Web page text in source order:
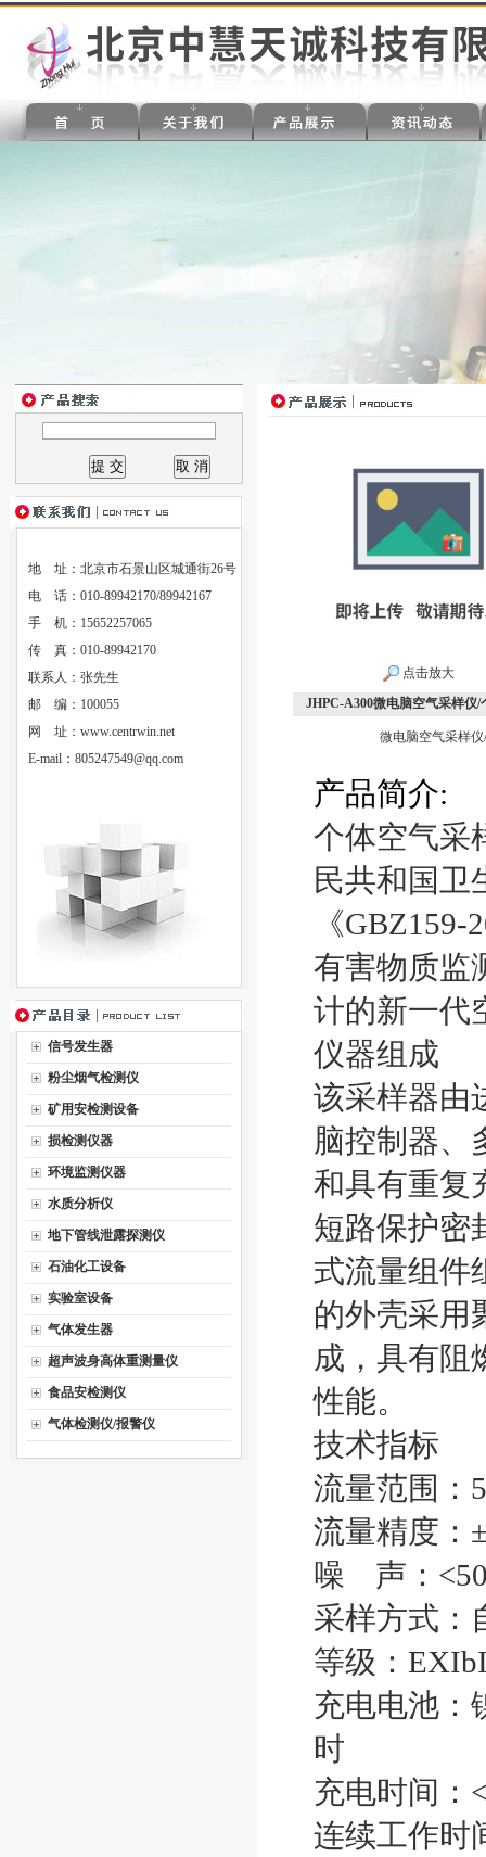
地 址：北京市石景山区城通街26号
电 话：010-89942170/89942167
手 机：15652257065
传 真：010-89942170
联系人：张先生
邮 编：100055
网 址： www.centrwin.net
E-mail： 805247549@qq.com
信号发生器
粉尘烟气检测仪
矿用安检测设备
损检测仪器
环境监测仪器
水质分析仪
地下管线泄露探测仪
石油化工设备
实验室设备
气体发生器
超声波身高体重测量仪
食品安检测仪
气体检测仪/报警仪
点击放大
JHPC-A300微电脑空气采样仪
微电脑空气采样
产品简介:
个体空气采
民共和国卫
《
有害物质监
计的新一代
仪器组成
该采样器由
脑控制器、
和具有重复
短路保护密
式流量组件
的外壳采用
成，具有阻
性能。
技术指标
流量范围：
流量精度：
噪 声：
采样方式：
等级：
充电电池：
时
充电时间：
连续工作时